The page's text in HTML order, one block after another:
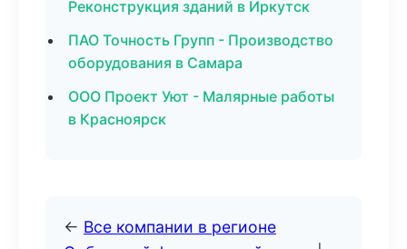
Реконструкция зданий в Иркутск
ПАО Точность Групп - Производство
оборудования в Самара
ООО Проект Уют - Малярные работы
в Красноярск
← Все компании в регионе